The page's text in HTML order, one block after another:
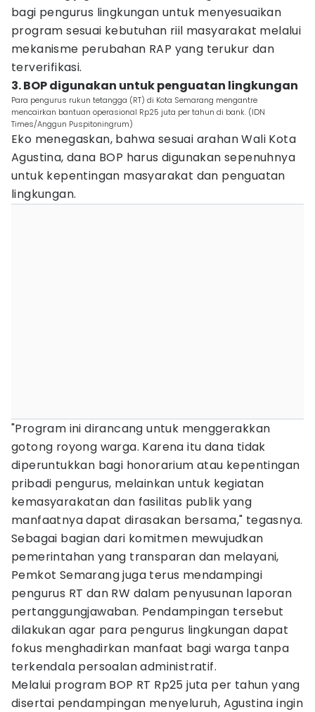
bagi pengurus lingkungan untuk menyesuaikan
program sesuai kebutuhan riil masyarakat melalui
mekanisme perubahan RAP yang terukur dan
terverifikasi.
3. BOP digunakan untuk penguatan lingkungan
Para pengurus rukun tetangga (RT) di Kota Semarang mengantre
mencairkan bantuan operasional Rp25 juta per tahun di bank. (IDN
Times/Anggun Puspitoningrum)
Eko menegaskan, bahwa sesuai arahan Wali Kota
Agustina, dana BOP harus digunakan sepenuhnya
untuk kepentingan masyarakat dan penguatan
lingkungan.
"Program ini dirancang untuk menggerakkan
gotong royong warga. Karena itu dana tidak
diperuntukkan bagi honorarium atau kepentingan
pribadi pengurus, melainkan untuk kegiatan
kemasyarakatan dan fasilitas publik yang
manfaatnya dapat dirasakan bersama," tegasnya.
Sebagai bagian dari komitmen mewujudkan
pemerintahan yang transparan dan melayani,
Pemkot Semarang juga terus mendampingi
pengurus RT dan RW dalam penyusunan laporan
pertanggungjawaban. Pendampingan tersebut
dilakukan agar para pengurus lingkungan dapat
fokus menghadirkan manfaat bagi warga tanpa
terkendala persoalan administratif.
Melalui program BOP RT Rp25 juta per tahun yang
disertai pendampingan menyeluruh, Agustina ingin